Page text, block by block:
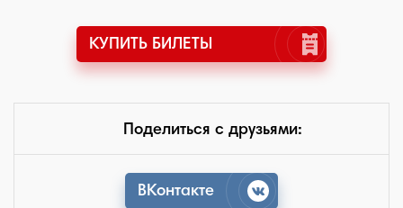
КУПИТЬ БИЛЕТЫ
Поделиться с друзьями:
ВКонтакте